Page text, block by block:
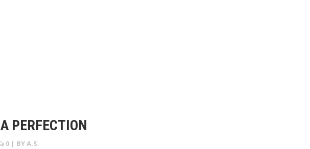
PERFECTION
0 | BYA.S.